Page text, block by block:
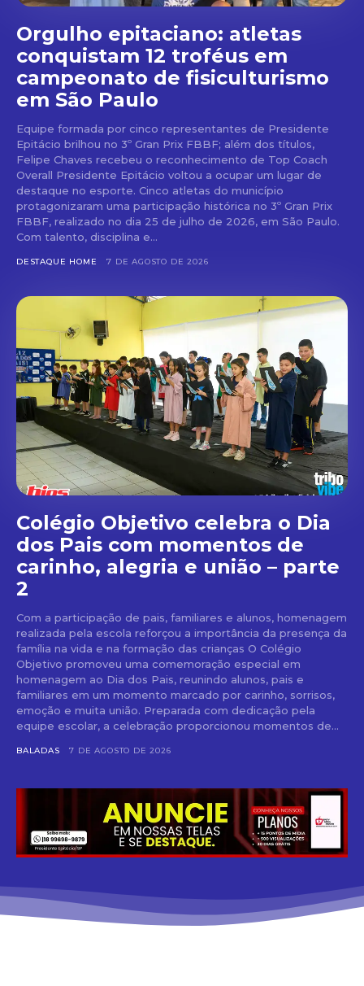
Orgulho epitaciano: atletas
conquistam 12 troféus em
campeonato de fisiculturismo
em São Paulo
Equipe formada por cinco representantes de Presidente
Epitácio brilhou no 3º Gran Prix FBBF; além dos títulos,
Felipe Chaves recebeu o reconhecimento de Top Coach
Overall Presidente Epitácio voltou a ocupar um lugar de
destaque no esporte. Cinco atletas do município
protagonizaram uma participação histórica no 3º Gran Prix
FBBF, realizado no dia 25 de julho de 2026, em São Paulo.
Com talento, disciplina e...
DESTAQUE HOME 7 DE AGOSTO DE 2026
Colégio Objetivo celebra o Dia
dos Pais com momentos de
carinho, alegria e união – parte
2
Com a participação de pais, familiares e alunos, homenagem
realizada pela escola reforçou a importância da presença da
família na vida e na formação das crianças O Colégio
Objetivo promoveu uma comemoração especial em
homenagem ao Dia dos Pais, reunindo alunos, pais e
familiares em um momento marcado por carinho, sorrisos,
emoção e muita união. Preparada com dedicação pela
equipe escolar, a celebração proporcionou momentos de...
BALADAS 7 DE AGOSTO DE 2026